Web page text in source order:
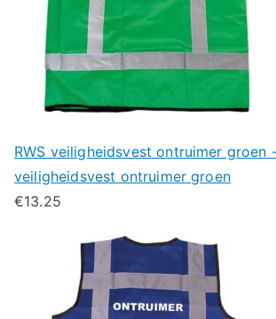
RWS veiligheidsvest ontruimer groen
veiligheidsvest ontruimer groen
€13.25